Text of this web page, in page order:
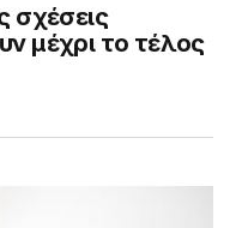
σχέσεις
μέχρι το τέλος